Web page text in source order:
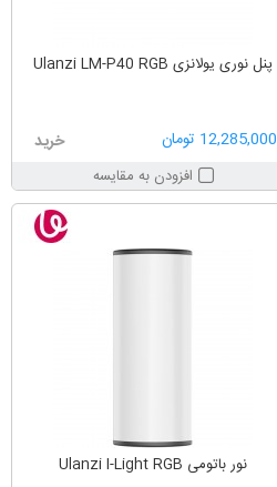
پنل نوری یولانزی Ulanzi LM-P40 RGB
12,285,000 تومان خرید
افزودن به مقایسه
نور باتومی Ulanzi I-Light RGB